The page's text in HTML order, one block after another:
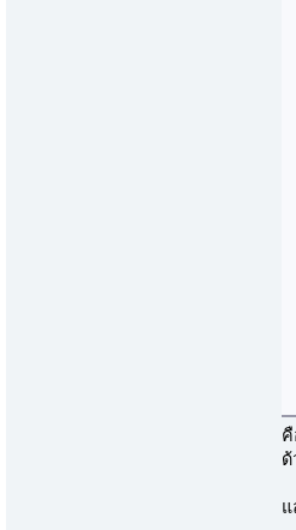
ด้